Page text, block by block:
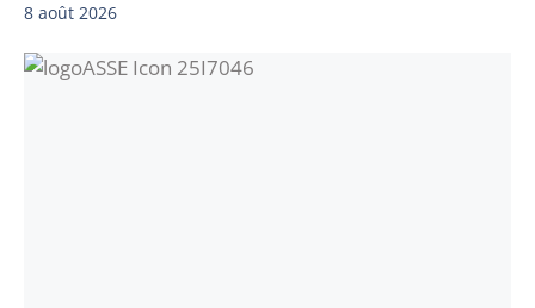
8 août 2026